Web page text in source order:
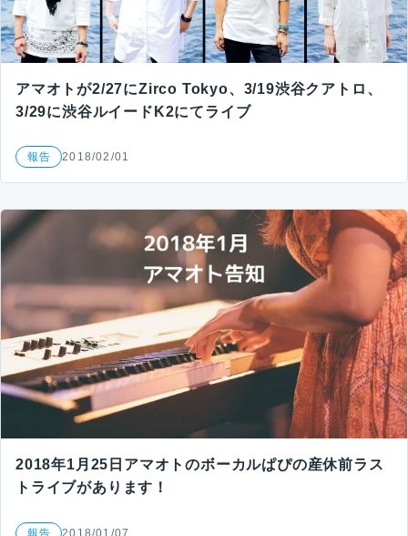
アマオトが2/27にZirco Tokyo、3/19渋谷クアトロ、
3/29に渋谷ルイードK2にてライブ
報告 2018/02/01
2018年1月25日アマオトのボーカルぱぴの産休前ラス
トライブがあります！
報告 2018/01/07